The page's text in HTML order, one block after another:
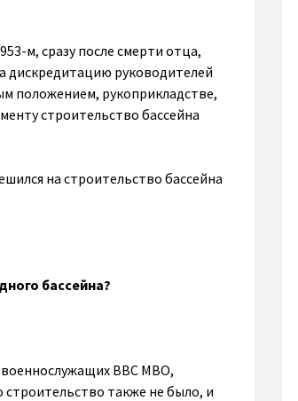
м, сразу после смерти отца,
дискредитацию руководителей
положением, рукоприкладстве,
строительство бассейна
на строительство бассейна
бассейна?
ВВС МВО,
строительство также не было, и